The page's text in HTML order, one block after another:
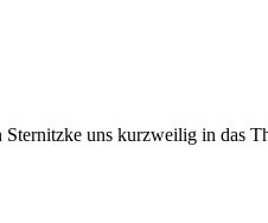
uns kurz­wei­lig in das